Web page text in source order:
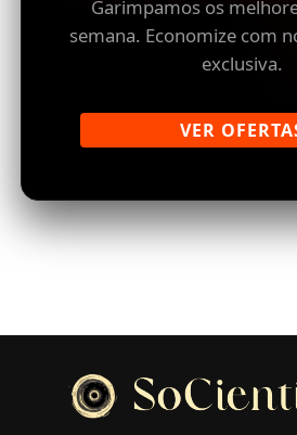
Garimpamos os
semana. Economize com
exclusiva.
VER